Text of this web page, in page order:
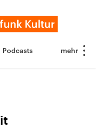
Podcasts